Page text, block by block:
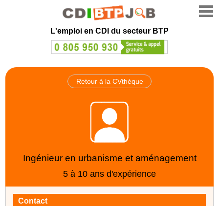
L'emploi en CDI du secteur BTP
Retour à la CVthèque
Ingénieur en urbanisme et aménagement
5 à 10 ans d'expérience
Contact